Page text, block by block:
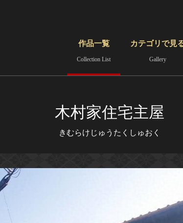
さらに詳細検索
作品一覧
Collection List
カテゴリで見
Gallery
木村家住宅主屋
きむらけじゅうたくしゅおく